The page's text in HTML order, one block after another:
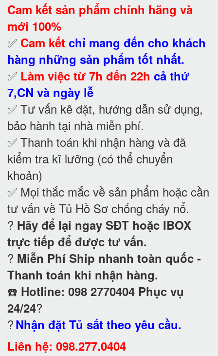
Cam kết sản phẩm chính hãng và
mới 100%
✅ Cam kết chỉ mang đến cho khách
hàng những sản phẩm tốt nhất.
✅ Làm việc từ 7h đến 22h cả thứ
7,CN và ngày lễ
✅ Tư vấn kê đặt, hướng dẫn sử dụng,
bảo hành tại nhà miễn phí.
✅ Thanh toán khi nhận hàng và đã
kiểm tra kĩ lưỡng (có thể chuyển
khoản)
✅ Mọi thắc mắc về sản phẩm hoặc cần
tư vấn về Tủ Hồ Sơ chống cháy nổ.
? Hãy để lại ngay SĐT hoặc IBOX
trực tiếp để được tư vấn.
? Miễn Phí Ship nhanh toàn quốc -
Thanh toán khi nhận hàng.
☎️ Hotline: 098 2770404 Phục vụ
24/24?
?Nhận đặt Tủ sắt theo yêu cầu.
Liên hệ: 098.277.0404